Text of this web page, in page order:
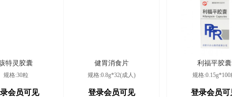
2026/8/5
2026/8/5
特灵胶囊
规格:30粒
会员可见
健胃消食片
规格:0.8g*32(成人)
登录会员可见
利福平胶囊
规格:0.15g*100
登录会员可